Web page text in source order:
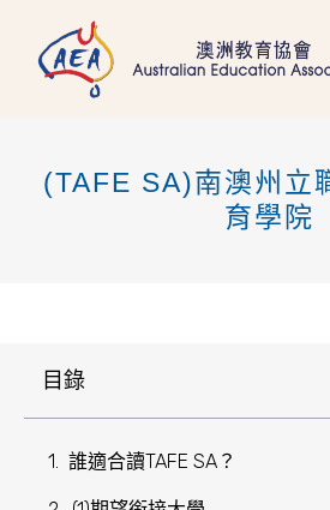
(TAFE SA)南澳州立
育學院
目錄
誰適合讀TAFE SA？